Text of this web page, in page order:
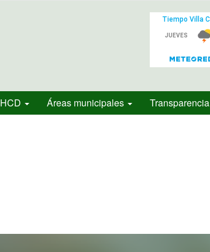
HCD Áreas municipales Transparencia